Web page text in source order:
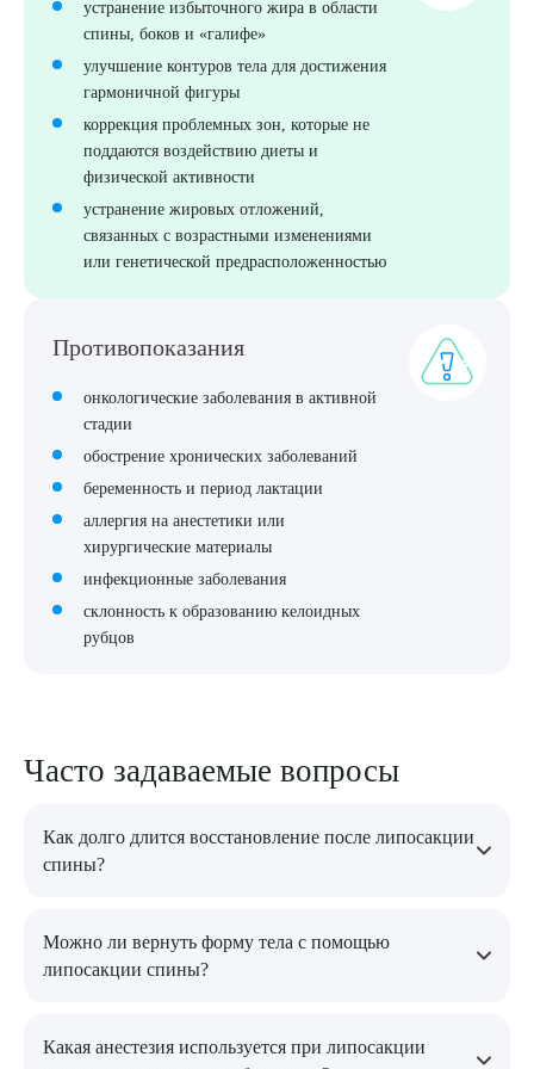
устранение избыточного жира в области
спины, боков и «галифе»
улучшение контуров тела для достижения
гармоничной фигуры
коррекция проблемных зон, которые не
поддаются воздействию диеты и
физической активности
устранение жировых отложений,
связанных с возрастными изменениями
или генетической предрасположенностью
Противопоказания
онкологические заболевания в активной
стадии
обострение хронических заболеваний
беременность и период лактации
аллергия на анестетики или
хирургические материалы
инфекционные заболевания
склонность к образованию келоидных
рубцов
Часто задаваемые вопросы
Как долго длится восстановление после липосакции
спины?
важно соблюдать все рекомендации врача, носить
компрессионное белье и избегать физических нагрузок.
Можно ли вернуть форму тела с помощью
липосакции спины?
тела, устраняя жировые отложения, что помогает добиться
Какая анестезия используется при липосакции
ОТПРАВИТЬ
Я даю согласие наобработку персональных данных